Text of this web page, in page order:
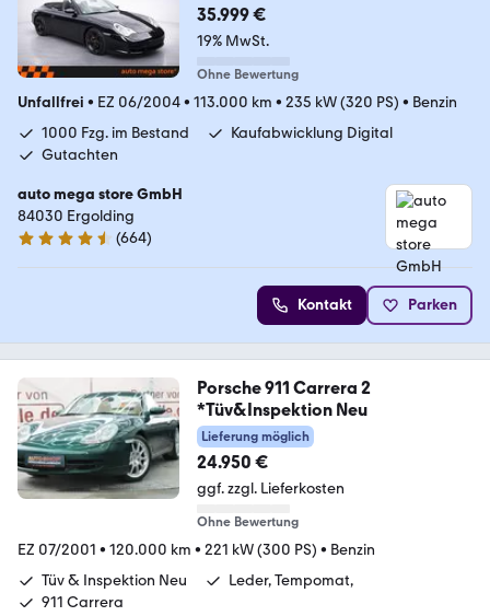
Cabriolet 3.6 Boxer Tempomat
35.999 €
19% MwSt.
Ohne Bewertung
Unfallfrei • EZ 06/2004• 113.000 km • 235 kW (320 PS) • Benzin
1000 Fzg. im Bestand
Kaufabwicklung Digital
Gutachten
auto mega store GmbH
84030 Ergolding
4.4 Sterne
(664)
Kontakt Parken
Porsche 911 Carrera 2
*Tüv&Inspektion Neu
Lieferung möglich
24.950 €
ggf. zzgl. Lieferkosten
Ohne Bewertung
EZ 07/2001 • 120.000 km • 221 kW (300 PS) • Benzin
Tüv & Inspektion Neu
Leder, Tempomat,
911 Carrera